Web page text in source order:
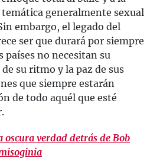
generalmente sexual
embargo, el legado del
ser que durará por siempre
países no necesitan su
su ritmo y la paz de sus
que siempre estarán
de todo aquél que esté
oscura verdad detrás de Bob